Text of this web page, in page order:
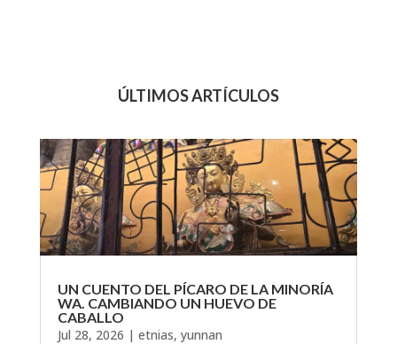
ÚLTIMOS ARTÍCULOS
UN CUENTO DEL PÍCARO DE LA MINORÍA
WA. CAMBIANDO UN HUEVO DE
CABALLO
Jul 28, 2026 | etnias, yunnan